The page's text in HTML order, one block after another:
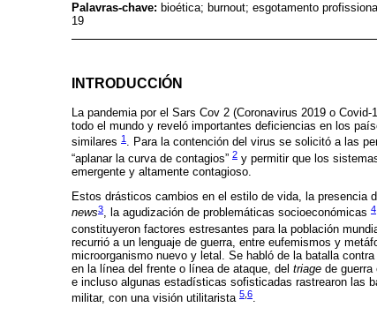
Palavras-chave: bioética; burnout; esgotamento
19
INTRODUCCIÓN
La pandemia por el Sars Cov 2 (Coronavirus 2019 o
todo el mundo y reveló importantes deficiencias en los
similares 1 . Para la contención del virus se solicitó a las
“aplanar la curva de contagios” 2 y permitir que los
emergente y altamente contagioso.
Estos drásticos cambios en el estilo de vida, la presencia
news3, la agudización de problemáticas socioeconómicas 4
constituyeron factores estresantes para la población
recurrió a un lenguaje de guerra, entre eufemismos y
microorganismo nuevo y letal. Se habló de la batalla
en la línea del frente o línea de ataque, del triage de
e incluso algunas estadísticas sofisticadas rastrearon las
militar, con una visión utilitarista 5 6.